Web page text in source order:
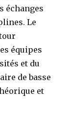
échanges
Le
équipes
et du
de basse
et